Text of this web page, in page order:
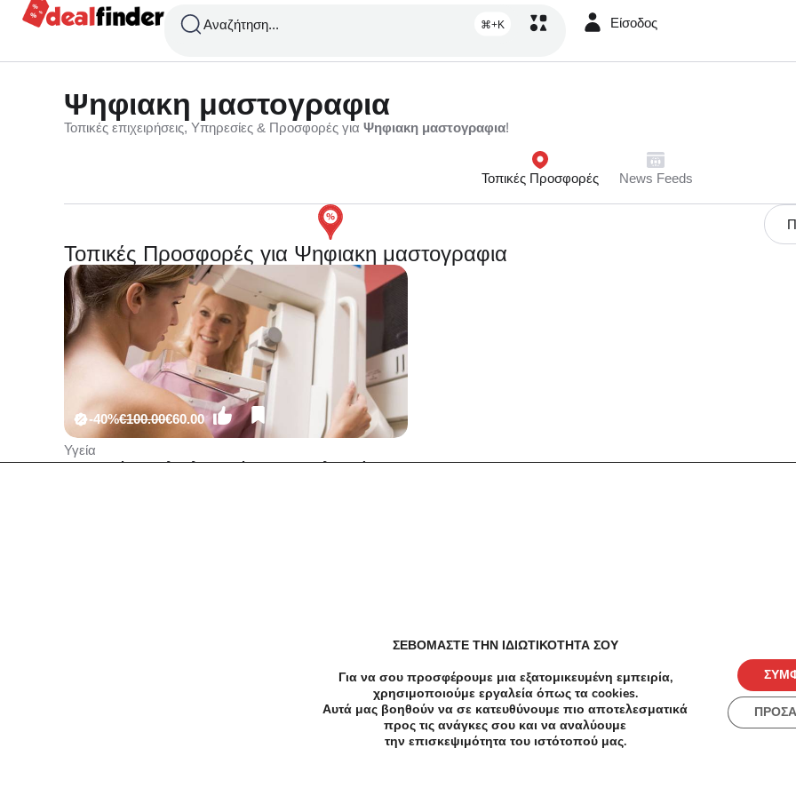
Αναζήτηση... ⌘+K Είσοδος
Ψηφιακη μαστογραφια
Τοπικές επιχειρήσεις, Υπηρεσίες & Προσφορές για Ψηφιακη μαστογραφια!
Τοπικές Προσφορές News Feeds
Τοπικές Προσφορές για Ψηφιακη μαστογραφια
-40%€100.00€60.00
Υγεία
60€ για έναν Ολοκληρωμένο Γυναικολογικό
Περιοχές Πόλεις
ΣΕΒΟΜΑΣΤΕ ΤΗΝ ΙΔΙΩΤΙΚΟΤΗΤΑ ΣΟΥ
Για να σου προσφέρουμε μια εξατομικευμένη εμπειρία,
χρησιμοποιούμε εργαλεία όπως τα cookies.
Αυτά μας βοηθούν να σε κατευθύνουμε πιο αποτελεσματικά
προς τις ανάγκες σου και να αναλύουμε
την επισκεψιμότητα του ιστότοπού μας.